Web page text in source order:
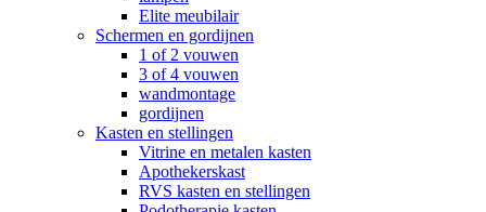
Elite meubilair
Schermen en gordijnen
1 of 2 vouwen
3 of 4 vouwen
wandmontage
gordijnen
Kasten en stellingen
Vitrine en metalen kasten
Apothekerskast
RVS kasten en stellingen